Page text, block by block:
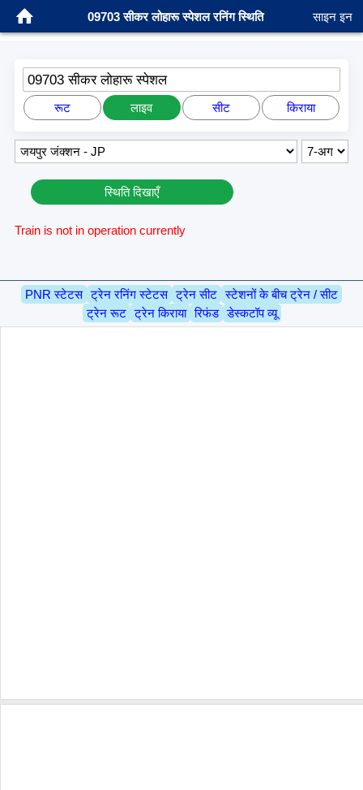
09703 सीकर लोहारू स्पेशल रनिंग स्थिति साइन इन
09703 सीकर लोहारू स्पेशल
रूट लाइव सीट किराया
स्थिति दिखाएँ
Train is not in operation currently
PNR स्टेटस ट्रेन रनिंग स्टेटस ट्रेन सीट स्टेशनों के बीच ट्रेन / सीट
ट्रेन रूट ट्रेन किराया रिफंड डेस्कटॉप व्यू